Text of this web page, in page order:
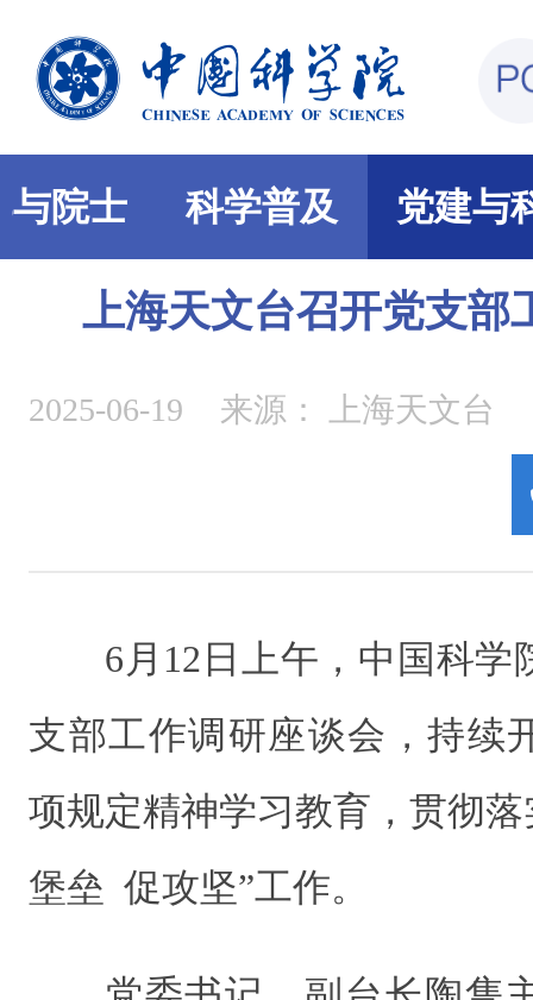
与院士 科学普及 党建与
上海天文台召开党支部
2025-06-19 来源： 上海天文台
6月12日上午，中国科学
支部工作调研座谈会，持续
项规定精神学习教育，贯彻
堡垒 促攻坚”工作。